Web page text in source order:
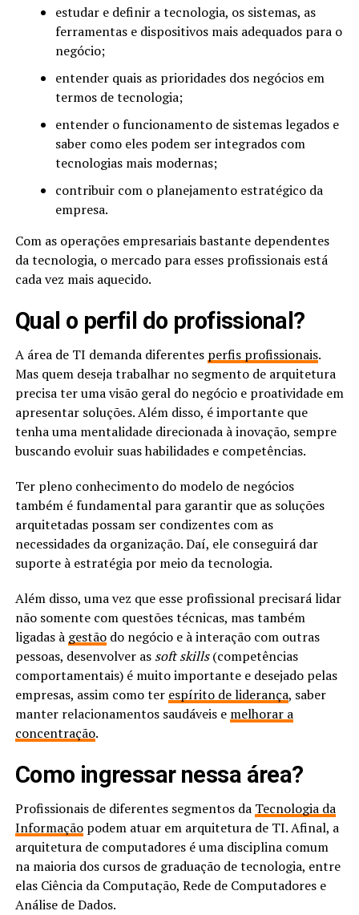
estudar e definir a tecnologia, os sistemas, as
ferramentas e dispositivos mais adequados para o
negócio;
entender quais as prioridades dos negócios em
termos de tecnologia;
entender o funcionamento de sistemas legados e
saber como eles podem ser integrados com
tecnologias mais modernas;
contribuir com o planejamento estratégico da
empresa.
Com as operações empresariais bastante dependentes
da tecnologia, o mercado para esses profissionais está
cada vez mais aquecido.
Qual o perfil do profissional?
A área de TI demanda diferentes perfis profissionais.
Mas quem deseja trabalhar no segmento de arquitetura
precisa ter uma visão geral do negócio e proatividade em
apresentar soluções. Além disso, é importante que
tenha uma mentalidade direcionada à inovação, sempre
buscando evoluir suas habilidades e competências.
Ter pleno conhecimento do modelo de negócios
também é fundamental para garantir que as soluções
arquitetadas possam ser condizentes com as
necessidades da organização. Daí, ele conseguirá dar
suporte à estratégia por meio da tecnologia.
Além disso, uma vez que esse profissional precisará lidar
não somente com questões técnicas, mas também
ligadas à gestãodo negócio e à interação com outras
pessoas, desenvolver as soft skills(competências
comportamentais) é muito importante e desejado pelas
empresas, assim como ter espírito de liderança, saber
manter relacionamentos saudáveis e melhorar a
concentração.
Como ingressar nessa área?
Profissionais de diferentes segmentos da Tecnologia da
Informaçãopodem atuar em arquitetura de TI. Afinal, a
arquitetura de computadores é uma disciplina comum
na maioria dos cursos de graduação de tecnologia, entre
elas Ciência da Computação, Rede de Computadores e
Análise de Dados.